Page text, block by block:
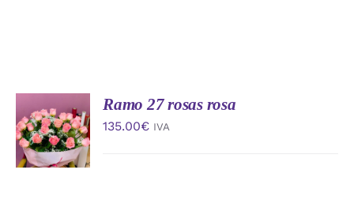
AL
CARRITO
/
DETALLES
Ramo 27 rosas rosa
135.00€ IVA